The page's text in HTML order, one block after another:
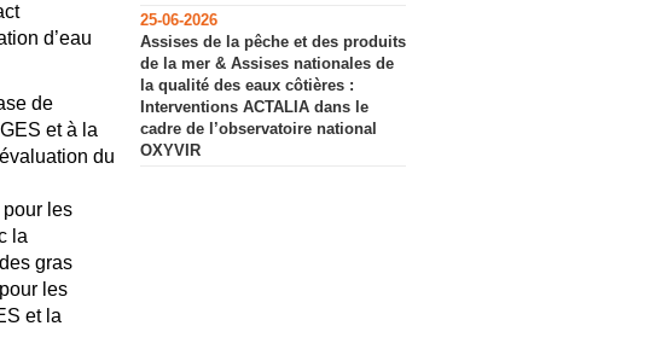
d’eau
de
et à la
du
les
la
gras
les
et la
25-06-2026
Assises de la pêche et des produits
de la mer & Assises nationales de
la qualité des eaux côtières :
Interventions ACTALIA dans le
cadre de l’observatoire national
OXYVIR